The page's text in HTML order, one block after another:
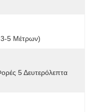
3-5 Μέτρων)
5 Δευτερόλεπτα